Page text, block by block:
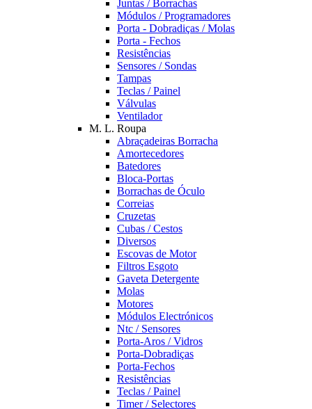
Juntas / Borrachas
Módulos / Programadores
Porta - Dobradiças / Molas
Porta - Fechos
Resistências
Sensores / Sondas
Tampas
Teclas / Painel
Válvulas
Ventilador
M. L. Roupa
Abraçadeiras Borracha
Amortecedores
Batedores
Bloca-Portas
Borrachas de Óculo
Correias
Cruzetas
Cubas / Cestos
Diversos
Escovas de Motor
Filtros Esgoto
Gaveta Detergente
Molas
Motores
Módulos Electrónicos
Ntc / Sensores
Porta-Aros / Vidros
Porta-Dobradiças
Porta-Fechos
Resistências
Teclas / Painel
Timer / Selectores